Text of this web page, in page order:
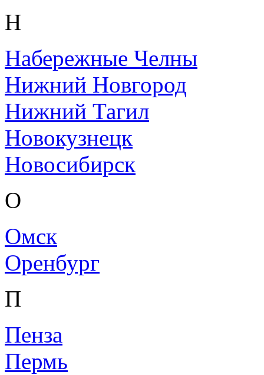
Н
Набережные Челны
Нижний Новгород
Нижний Тагил
Новокузнецк
Новосибирск
О
Омск
Оренбург
П
Пенза
Пермь